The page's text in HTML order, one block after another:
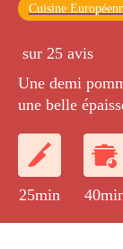
Cuisine
sur 25 avis
Une demi
une belle
25min